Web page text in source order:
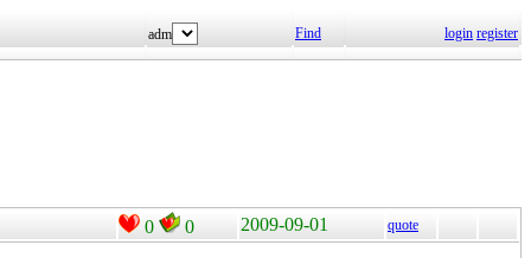
adm Find login register
0 0 2009-09-01 quote